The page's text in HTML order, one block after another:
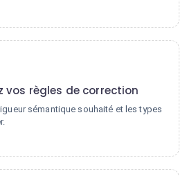
vos règles de correction
sémantique souhaité et les types